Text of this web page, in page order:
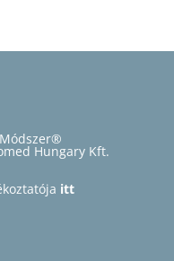
Hungary Kft.
itt